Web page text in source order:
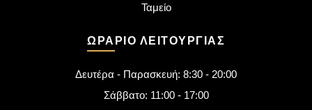
Ταμείο
ΩΡΆΡΙΟ ΛΕΙΤΟΥΡΓΊΑΣ
Δευτέρα - Παρασκευή: 8:30 - 20:00
Σάββατο: 11:00 - 17:00